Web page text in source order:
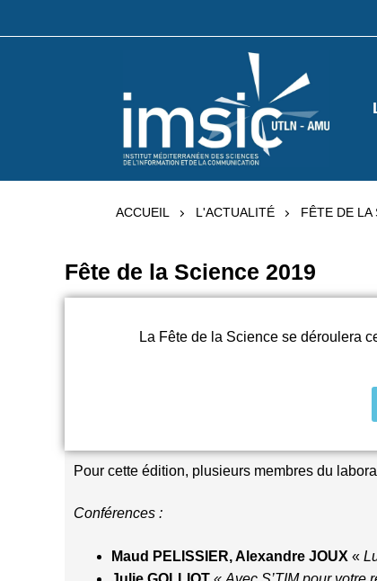
ACCUEIL L'ACTUALITÉ FÊTE DE LA
Fête de la Science 2019
La Fête de la Science sedéroulera
Pour cette édition, plusieurs membres du
Conférences :
Maud PELISSIER, Alexandre JOUX «